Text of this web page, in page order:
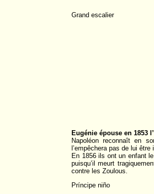
Grand escalier
Eugénie épouse en 1853
Napoléon reconnaît en
l’empêchera pas de lui
En 1856 ils ont un enfant
puisqu’il meurt
contre les Zoulous.
Príncipe niño